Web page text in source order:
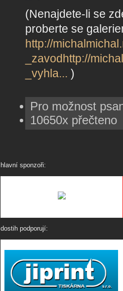
(Nenajdete-li se
proberte se
http://
_zavodhttp://
_vyhla... )
Pro možnost
10650x přečteno
hlavní sponzoři:
dostih podporují: